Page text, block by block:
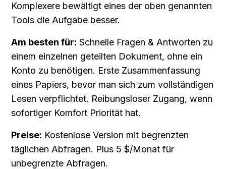
Komplexere bewältigt eines der oben genannten
Tools die Aufgabe besser.
Am besten für: Schnelle Fragen & Antworten zu
einem einzelnen geteilten Dokument, ohne ein
Konto zu benötigen. Erste Zusammenfassung
eines Papiers, bevor man sich zum vollständigen
Lesen verpflichtet. Reibungsloser Zugang, wenn
sofortiger Komfort Priorität hat.
Preise: Kostenlose Version mit begrenzten
täglichen Abfragen. Plus 5 $/Monat für
unbegrenzte Abfragen.